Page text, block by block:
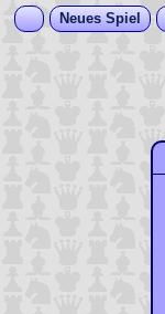
Neues Spiel